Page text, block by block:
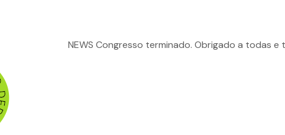
NEWSCongresso terminado. Obrigado a todas e